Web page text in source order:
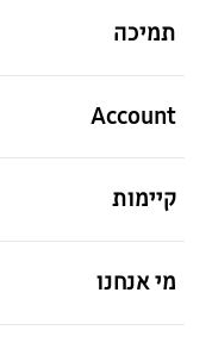
תמיכה
Account
קיימות
מי אנחנו